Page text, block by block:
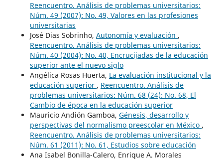
Reencuentro. Análisis de problemas universitarios:
Núm. 49 (2007): No. 49, Valores en las profesiones
universitarias
José Dias Sobrinho, Autonomía y evaluación ,
Reencuentro. Análisis de problemas universitarios:
Núm. 40 (2004): No. 40, Encrucijadas de la educación
superior ante el nuevo siglo
Angélica Rosas Huerta, La evaluación institucional y la
educación superior , Reencuentro. Análisis de
problemas universitarios: Núm. 68 (24): No. 68, El
Cambio de época en la educación superior
Mauricio Andión Gamboa, Génesis, desarrollo y
perspectivas del normalismo preescolar en México ,
Reencuentro. Análisis de problemas universitarios:
Núm. 61 (2011): No. 61, Estudios sobre educación
Ana Isabel Bonilla-Calero, Enrique A. Morales